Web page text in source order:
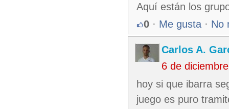
Aquí están los
0 · Me gusta · No
Carlos A.
6 de
hoy si que ibarra
juego es puro